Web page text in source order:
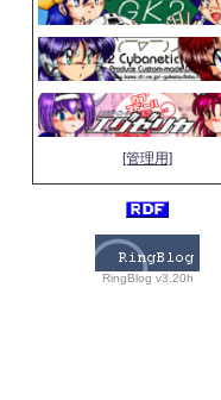
[管理用]
RingBlog v3.20h